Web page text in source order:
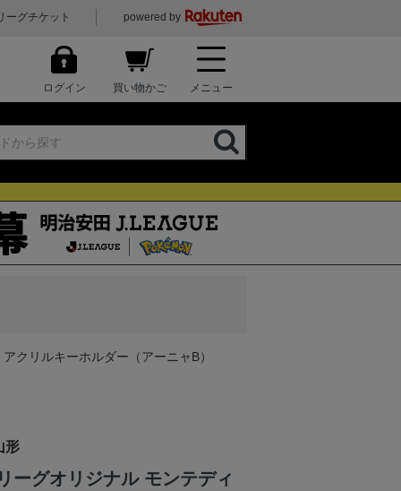
ーグチケット powered by
ログイン 買い物かご メニュー
クリルキーホルダー（アーニャB）
形
ーグオリジナル モンテディ